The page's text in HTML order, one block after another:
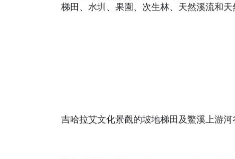
梯田、水圳、果園、次生林、天然溪流和
吉哈拉艾文化景觀的坡地梯田及鱉溪上游河